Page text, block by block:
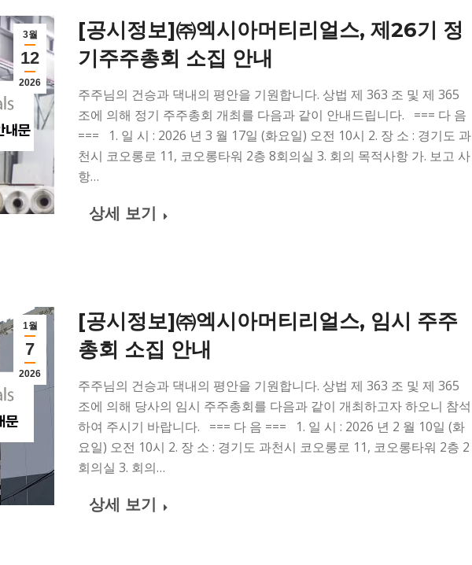
3월
12
2026
[공시정보]㈜엑시아머티리얼스, 제26기 정
기주주총회 소집 안내
주주님의 건승과 댁내의 평안을 기원합니다. 상법 제 363 조 및 제 365
조에 의해 정기 주주총회 개최를 다음과 같이 안내드립니다. === 다 음
=== 1. 일 시 : 2026 년 3 월 17일 (화요일) 오전 10시 2. 장 소 : 경기도 과
천시 코오롱로 11, 코오롱타워 2층 8회의실 3. 회의 목적사항 가. 보고 사
항…
상세 보기
1월
7
2026
[공시정보]㈜엑시아머티리얼스, 임시 주주
총회 소집 안내
주주님의 건승과 댁내의 평안을 기원합니다. 상법 제 363 조 및 제 365
조에 의해 당사의 임시 주주총회를 다음과 같이 개최하고자 하오니 참석
하여 주시기 바랍니다. === 다 음 === 1. 일 시 : 2026 년 2 월 10일 (화
요일) 오전 10시 2. 장 소 : 경기도 과천시 코오롱로 11, 코오롱타워 2층 2
회의실 3. 회의…
상세 보기